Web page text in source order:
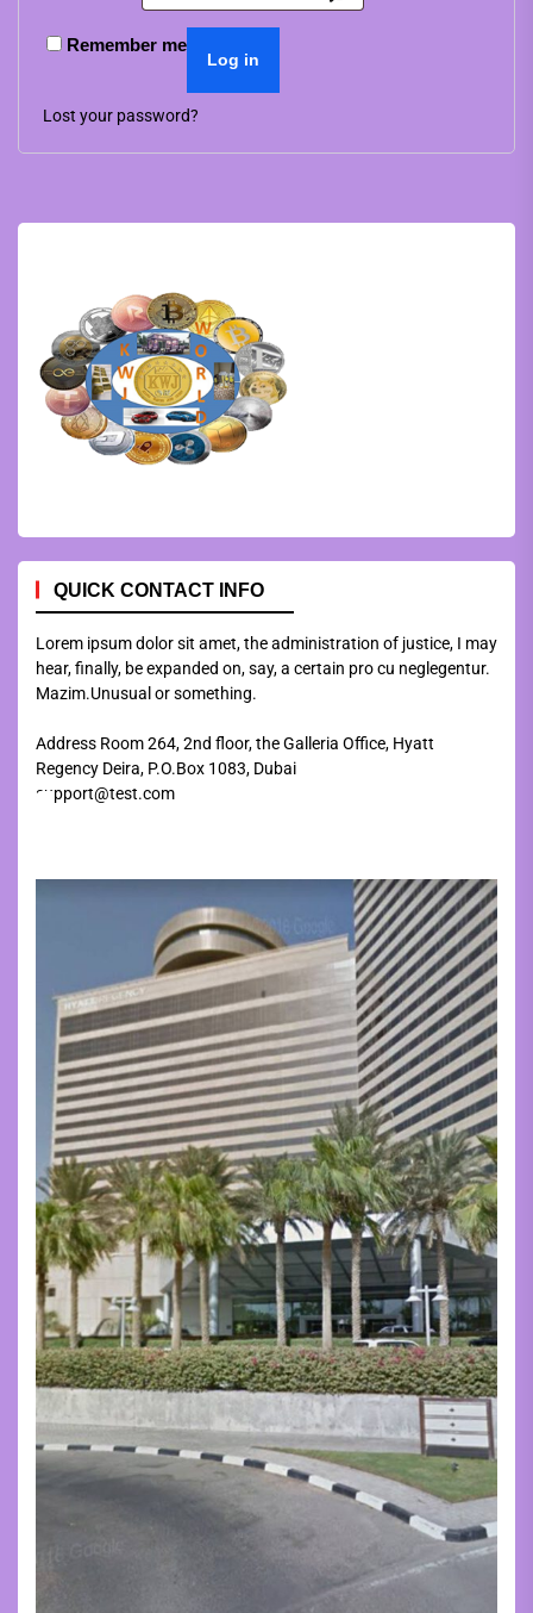
Remember me
Log in
Lost your password?
QUICK CONTACT INFO
Lorem ipsum dolor sit amet, the administration of justice, I may
hear, finally, be expanded on, say, a certain pro cu neglegentur.
Mazim.Unusual or something.
Address Room 264, 2nd floor, the Galleria Office, Hyatt
Regency Deira, P.O.Box 1083, Dubai
support@test.com